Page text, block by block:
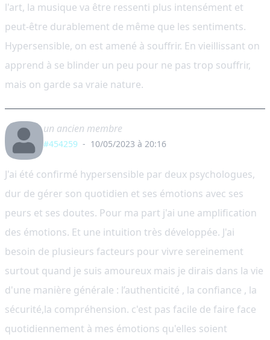
l'art, la musique va être ressenti plus intensément et
peut-être durablement de même que les sentiments.
Hypersensible, on est amené à souffrir. En vieillissant on
apprend à se blinder un peu pour ne pas trop souffrir,
mais on garde sa vraie nature.
un ancien membre
#454259 - 10/05/2023 à 20:16
J'ai été confirmé hypersensible par deux psychologues,
dur de gérer son quotidien et ses émotions avec ses
peurs et ses doutes. Pour ma part j'ai une amplification
des émotions. Et une intuition très développée. J'ai
besoin de plusieurs facteurs pour vivre sereinement
surtout quand je suis amoureux mais je dirais dans la vie
d'une manière générale : l’authenticité , la confiance , la
sécurité,la compréhension. c'est pas facile de faire face
quotidiennement à mes émotions qu'elles soient